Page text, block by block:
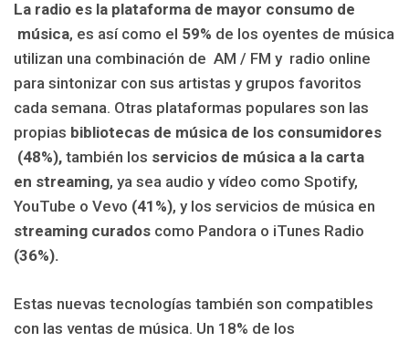
La radio es la plataforma de mayor consumo de
música, es así como el 59% de los oyentes de música
utilizan una combinación de AM / FM y radio online
para sintonizar con sus artistas y grupos favoritos
cada semana. Otras plataformas populares son las
propias bibliotecas de música de los consumidores
(48%), también los servicios de música a la carta
en streaming, ya sea audio y vídeo como Spotify,
YouTube o Vevo (41%), y los servicios de música en
streaming curados como Pandora o iTunes Radio
(36%).
Estas nuevas tecnologías también son compatibles
con las ventas de música. Un 18% de los